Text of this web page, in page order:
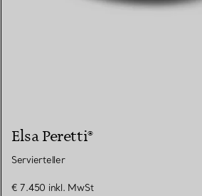
Elsa Peretti®
Servierteller
€ 7.450 inkl. MwSt